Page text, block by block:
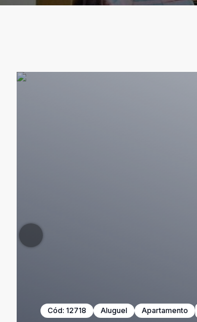
Cód: 12718 Aluguel Apartamento